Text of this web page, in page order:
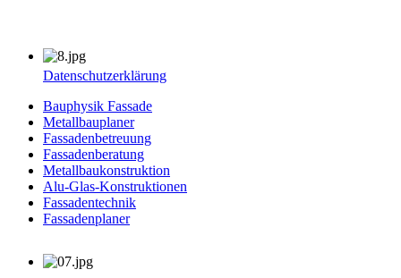
Datenschutzerklärung
Bauphysik Fassade
Metallbauplaner
Fassadenbetreuung
Fassadenberatung
Metallbaukonstruktion
Alu-Glas-Konstruktionen
Fassadentechnik
Fassadenplaner